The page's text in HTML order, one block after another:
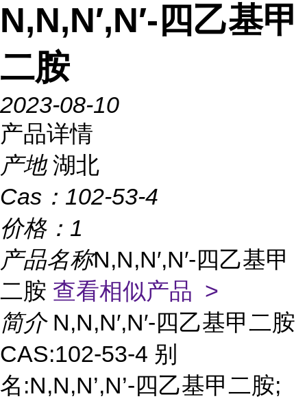
N,N,N′,N′-四乙基甲
二胺
2023-08-10
产品详情
产地 湖北
Cas： 102-53-4
价格： 1
产品名称N,N,N′,N′-四乙基甲
二胺 查看相似产品 >
简介 N,N,N′,N′-四乙基甲二胺
CAS:102-53-4 别
名:N,N,N’,N’-四乙基甲二胺;